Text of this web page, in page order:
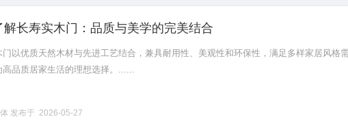
解长寿实木门：品质与美学的完美结合
门以优质天然木材与先进工艺结合，兼具耐用性、美观性和环保性，满足多样家居风格需
高品质居家生活的理想选择。......
发布于 2026-05-27